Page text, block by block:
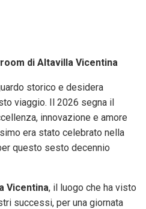
di Altavilla Vicentina
storico e desidera
viaggio. Il 2026 segna il
innovazione e amore
era stato celebrato nella
questo sesto decennio
Vicentina, il luogo che ha visto
successi, per una giornata